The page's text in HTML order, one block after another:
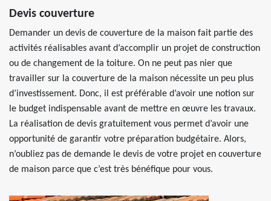
Devis couverture
Demander un devis de couverture de la maison fait partie des
activités réalisables avant d’accomplir un projet de construction
ou de changement de la toiture. On ne peut pas nier que
travailler sur la couverture de la maison nécessite un peu plus
d’investissement. Donc, il est préférable d’avoir une notion sur
le budget indispensable avant de mettre en œuvre les travaux.
La réalisation de devis gratuitement vous permet d’avoir une
opportunité de garantir votre préparation budgétaire. Alors,
n’oubliez pas de demande le devis de votre projet en couverture
de maison parce que c’est très bénéfique pour vous.